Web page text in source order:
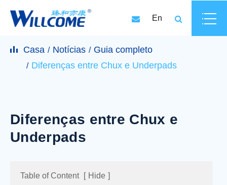
En
Casa Notícias
Guia completo
Diferenças entre Chux e Underpads
Diferenças entre Chux e
Underpads
Table of Content [ Hide ]